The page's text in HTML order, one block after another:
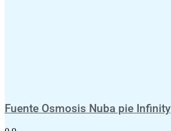
Fuente Osmosis Nuba pie Infinity